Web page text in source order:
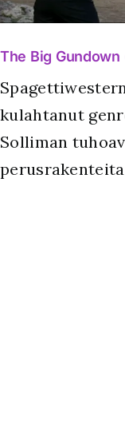
The Big Gundown
kulahtanut
Solliman